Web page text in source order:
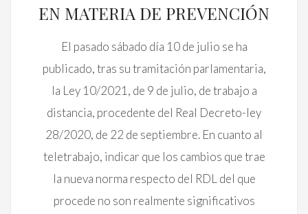
EN MATERIA DE PREVENCIÓN
El pasado sábado día 10 de julio se ha
publicado, tras su tramitación parlamentaria,
la Ley 10/2021, de 9 de julio, de trabajo a
distancia, procedente del Real Decreto-ley
28/2020, de 22 de septiembre. En cuanto al
teletrabajo, indicar que los cambios que trae
la nueva norma respecto del RDL del que
procede no son realmente significativos